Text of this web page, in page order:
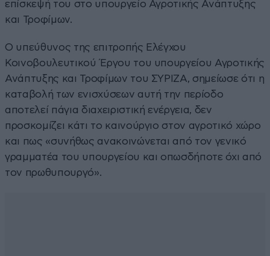
επίσκεψή του στο υπουργείο Αγροτικής Ανάπτυξης
και Τροφίμων.
Ο υπεύθυνος της επιτροπής Ελέγχου
Κοινοβουλευτικού Έργου του υπουργείου Αγροτικής
Ανάπτυξης και Τροφίμων του ΣΥΡΙΖΑ, σημείωσε ότι η
καταβολή των ενισχύσεων αυτή την περίοδο
αποτελεί πάγια διαχειριστική ενέργεια, δεν
προσκομίζει κάτι το καινούργιο στον αγροτικό χώρο
και πως «συνήθως ανακοινώνεται από τον γενικό
γραμματέα του υπουργείου και οπωσδήποτε όχι από
τον πρωθυπουργό».